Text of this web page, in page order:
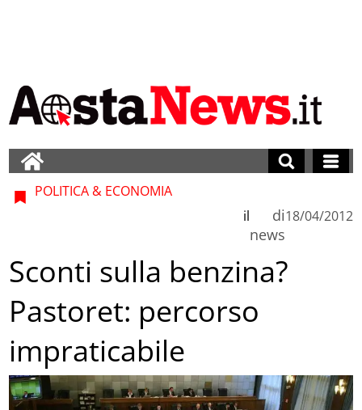
POLITICA & ECONOMIA
di
news
il 18/04/2012
Sconti sulla benzina?
Pastoret: percorso
impraticabile